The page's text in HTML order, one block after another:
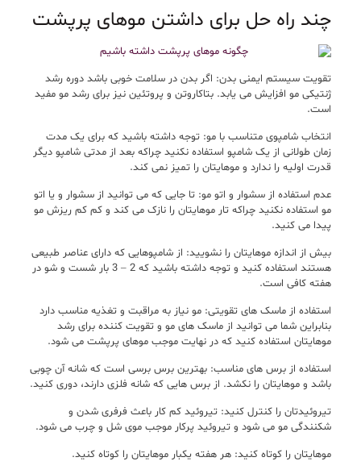
چند راه حل برای داشتن موهای پرپشت
تقویت سیستم ایمنی بدن: اگر بدن در سلامت خوبی باشد دوره رشد
ژنتیکی مو افزایش می یابد. بتاکاروتن و پروتئین نیز برای رشد مو مفید
است.
انتخاب شامپوی متناسب با مو: توجه داشته باشید که برای یک مدت
زمان طولانی از یک شامپو استفاده نکنید چراکه بعد از مدتی شامپو دیگر
قدرت اولیه را ندارد و موهایتان را تمیز نمی کند.
عدم استفاده از سشوار و اتو مو: تا جایی که می توانید از سشوار و یا اتو
مو استفاده نکنید چراکه تار موهایتان را نازک می کند و کم کم ریزش مو
پیدا می کنید.
بیش از اندازه موهایتان را نشویید: از شامپوهایی که دارای عناصر طبیعی
هستند استفاده کنید و توجه داشته باشید که 2 – 3 بار شست و شو در
هفته کافی است.
استفاده از ماسک های تقویتی: مو نیاز به مراقبت و تغذیه مناسب دارد
بنابراین شما می توانید از ماسک های مو و تقویت کننده برای رشد
موهایتان استفاده کنید که در نهایت موجب موهای پرپشت می شود.
استفاده از برس های مناسب: بهترین برس برسی است که شانه آن چوبی
باشد و موهایتان را نکشد. از برس هایی که شانه فلزی دارند، دوری کنید.
تیروئیدتان را کنترل کنید: تیروئید کم کار باعث فرفری شدن و
شکنندگی مو می شود و تیروئید پرکار موجب موی شل و چرب می شود.
موهایتان را کوتاه کنید: هر هفته یکبار موهایتان را کوتاه کنید.